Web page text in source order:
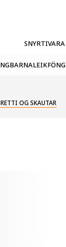
SNYRTIVARA
OG SKAUTAR